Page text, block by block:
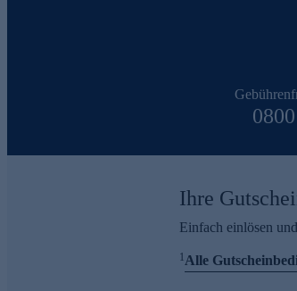
Ihre
Einfach einlösen
1Alle